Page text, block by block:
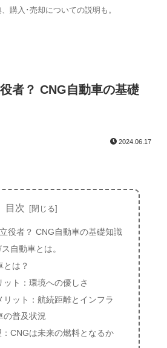
購入･売却についての説明も。
者？ CNG自動車の基礎
2024.06.17
目次
役者？ CNG自動車の基礎知識
自動車とは。
とは？
ット：環境への優しさ
リット：航続距離とインフラ
の普及状況
CNGは未来の燃料となるか